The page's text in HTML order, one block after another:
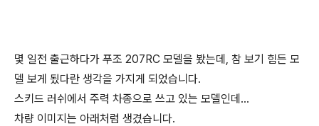
몇 일전 출근하다가 푸조 207RC 모델을 봤는데, 참 보기 힘든 모
델 보게 됬다란 생각을 가지게 되었습니다.
스키드 러쉬에서 주력 차종으로 쓰고 있는 모델인데...
차량 이미지는 아래처럼 생겼습니다.